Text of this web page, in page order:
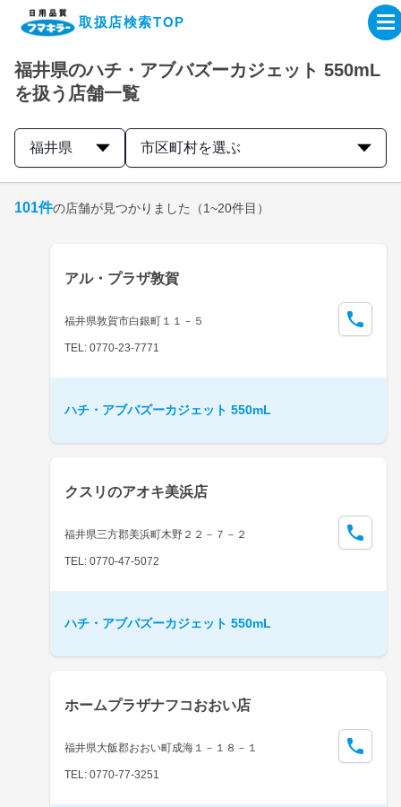
取扱店検索TOP
企業・IR情報サイト
製品情報サイト
取扱店検索はこちら
福井県のハチ・アブバズーカジェット 550mL
を扱う店舗一覧
福井県 市区町村を選ぶ
101件の店舗が見つかりました （1~20件目）
アル・プラザ敦賀
福井県敦賀市白銀町１１－５
TEL: 0770-23-7771
ハチ・アブバズーカジェット 550mL
クスリのアオキ美浜店
福井県三方郡美浜町木野２２－７－２
TEL: 0770-47-5072
ハチ・アブバズーカジェット 550mL
ホームプラザナフコおおい店
福井県大飯郡おおい町成海１－１８－１
TEL: 0770-77-3251